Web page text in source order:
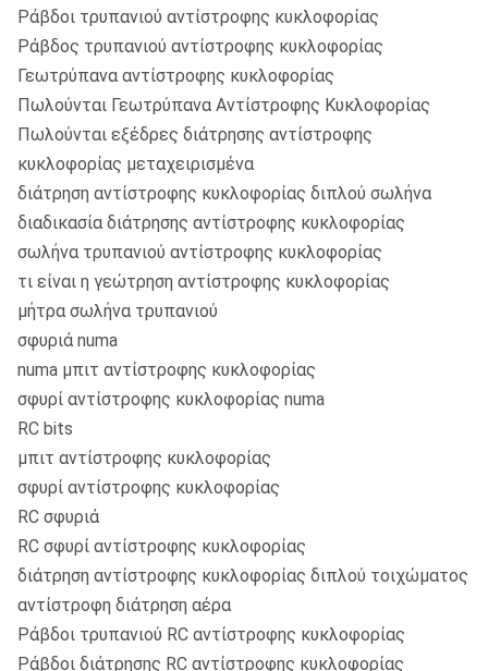
Ράβδοι τρυπανιού αντίστροφης κυκλοφορίας
Ράβδος τρυπανιού αντίστροφης κυκλοφορίας
Γεωτρύπανα αντίστροφης κυκλοφορίας
Πωλούνται Γεωτρύπανα Αντίστροφης Κυκλοφορίας
Πωλούνται εξέδρες διάτρησης αντίστροφης
κυκλοφορίας μεταχειρισμένα
διάτρηση αντίστροφης κυκλοφορίας διπλού σωλήνα
διαδικασία διάτρησης αντίστροφης κυκλοφορίας
σωλήνα τρυπανιού αντίστροφης κυκλοφορίας
τι είναι η γεώτρηση αντίστροφης κυκλοφορίας
μήτρα σωλήνα τρυπανιού
σφυριά numa
numa μπιτ αντίστροφης κυκλοφορίας
σφυρί αντίστροφης κυκλοφορίας numa
RC bits
μπιτ αντίστροφης κυκλοφορίας
σφυρί αντίστροφης κυκλοφορίας
RC σφυριά
RC σφυρί αντίστροφης κυκλοφορίας
διάτρηση αντίστροφης κυκλοφορίας διπλού τοιχώματος
αντίστροφη διάτρηση αέρα
Ράβδοι τρυπανιού RC αντίστροφης κυκλοφορίας
Ράβδοι διάτρησης RC αντίστροφης κυκλοφορίας